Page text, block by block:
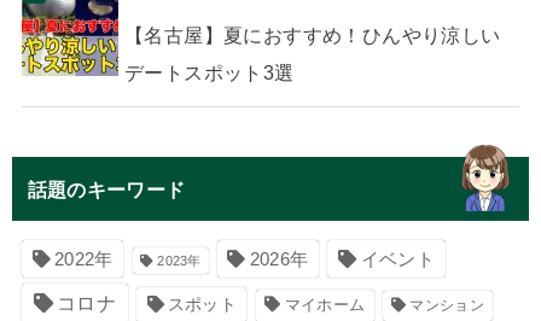
【名古屋】夏におすすめ！ひんやり涼しい
デートスポット3選
話題のキーワード
2022年 2023年 2026年 イベント
コロナ スポット マイホーム マンション